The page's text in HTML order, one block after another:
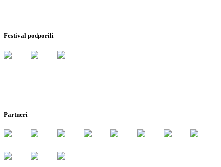
Festival podporili
Partneri